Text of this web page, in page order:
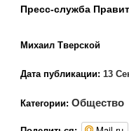
Пресс-служба
Михаил Тверской
Дата публикации: 13
Категории: Общество